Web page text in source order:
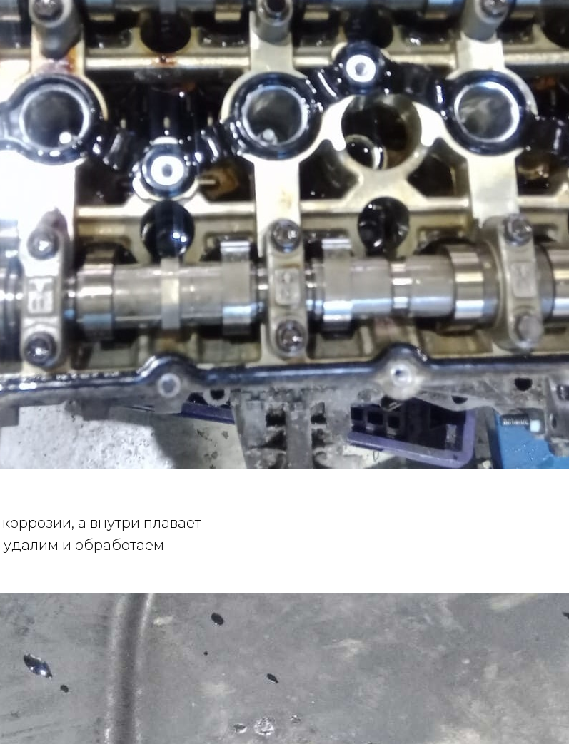
а внутри плавает
удалим и обработаем